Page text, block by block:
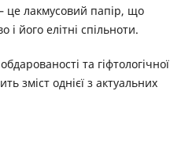
це лакмусовий папір, що
і його елітні спільноти.
та гіфтологічної
зміст однієї з актуальних